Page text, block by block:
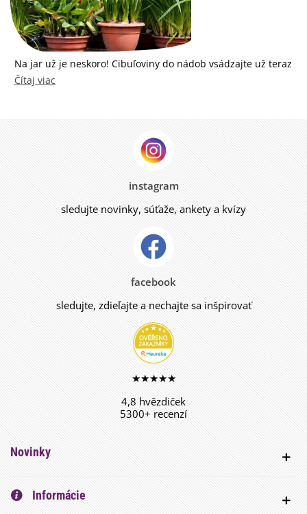
Na jar už je neskoro! Cibuľoviny do nádob vsádzajte už teraz
Čítaj viac
instagram
sledujte novinky, súťaže, ankety a kvízy
facebook
sledujte, zdieľajte a nechajte sa inšpirovať
★★★★★
4,8 hvězdiček
5300+ recenzí
Novinky
Informácie